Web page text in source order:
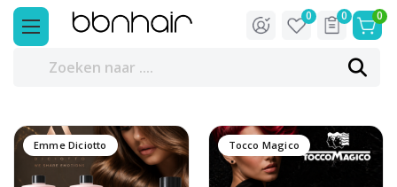
0
0
0
Emme Diciotto Tocco Magico